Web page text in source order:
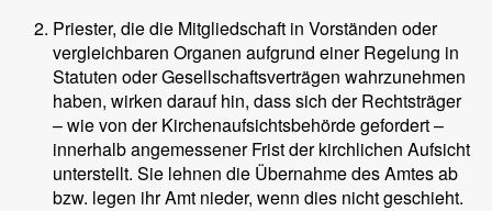
Priester, die die Mitgliedschaft in Vorständen oder
vergleichbaren Organen aufgrund einer Regelung in
Statuten oder Gesellschaftsverträgen wahrzunehmen
haben, wirken darauf hin, dass sich der Rechtsträger
– wie von der Kirchenaufsichtsbehörde gefordert –
innerhalb angemessener Frist der kirchlichen Aufsicht
unterstellt. Sie lehnen die Übernahme des Amtes ab
bzw. legen ihr Amt nieder, wenn dies nicht geschieht.